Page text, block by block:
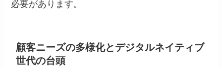
必要があります。
顧客ニーズの多様化とデジタルネイティブ
世代の台頭